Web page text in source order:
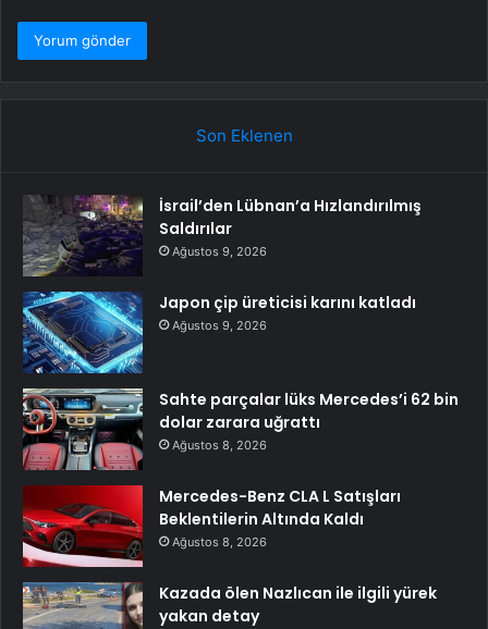
Son Eklenen
İsrail’den Lübnan’a Hızlandırılmış
Saldırılar
Ağustos 9, 2026
Japon çip üreticisi karını katladı
Ağustos 9, 2026
Sahte parçalar lüks Mercedes’i 62 bin
dolar zarara uğrattı
Ağustos 8, 2026
Mercedes-Benz CLA L Satışları
Beklentilerin Altında Kaldı
Ağustos 8, 2026
Kazada ölen Nazlıcan ile ilgili yürek
yakan detay